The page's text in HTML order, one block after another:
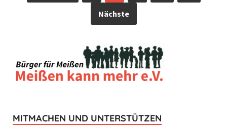
Nächste
MITMACHEN UND UNTERSTÜTZEN